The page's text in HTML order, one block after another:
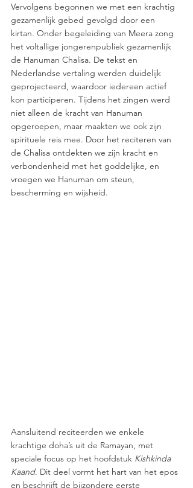
Vervolgens begonnen we met een krachtig
gezamenlijk gebed gevolgd door een
kirtan. Onder begeleiding van Meera zong
het voltallige jongerenpubliek gezamenlijk
de Hanuman Chalisa. De tekst en
Nederlandse vertaling werden duidelijk
geprojecteerd, waardoor iedereen actief
kon participeren. Tijdens het zingen werd
niet alleen de kracht van Hanuman
opgeroepen, maar maakten we ook zijn
spirituele reis mee. Door het reciteren van
de Chalisa ontdekten we zijn kracht en
verbondenheid met het goddelijke, en
vroegen we Hanuman om steun,
bescherming en wijsheid.
Aansluitend reciteerden we enkele
krachtige doha’s uit de Ramayan, met
speciale focus op het hoofdstuk Kishkinda
Kaand. Dit deel vormt het hart van het epos
en beschrijft de bijzondere eerste